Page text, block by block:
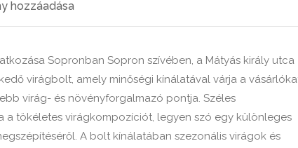
hozzáadása
Sopronban Sopron szívében, a Mátyás király utca
virágbolt, amely minőségi kínálatával várja a
virág- és növényforgalmazó pontja. Széles
a tökéletes virágkompozíciót, legyen szó egy különleges
A bolt kínálatában szezonális virágok és